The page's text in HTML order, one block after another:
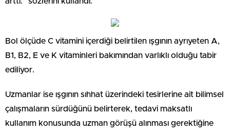
Bol ölçüde C vitamini içerdiği belirtilen ışgının ayrıyeten A,
B1, B2, E ve K vitaminleri bakımından varlıklı olduğu tabir
ediliyor.
Uzmanlar ise ışgının sıhhat üzerindeki tesirlerine ait bilimsel
çalışmaların sürdüğünü belirterek, tedavi maksatlı
kullanım konusunda uzman görüşü alınması gerektiğine